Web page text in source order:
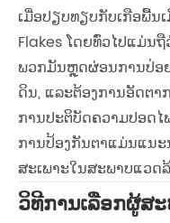
ເມື່ອປຽບທຽບກັບເກືອພື້ນ
Flakes ໂດຍທົ່ວໄປແມ່ນ
ພວກມັນຫຼຸດຜ່ອນການປ່ອ
ດິນ, ແລະຕ້ອງການອັດຕາ
ການປະຕິບັດຄວາມປອດ
ການປ້ອງກັນຕາແມ່ນແນ
ສະເພາະໃນສະພາບແວດ
ວິທີການເລືອກຜູ້ສ